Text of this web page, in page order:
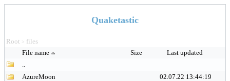
Quaketastic
Root > files
File name
Size
Last updated
..
AzureMoon
02.07.22 13:44:19